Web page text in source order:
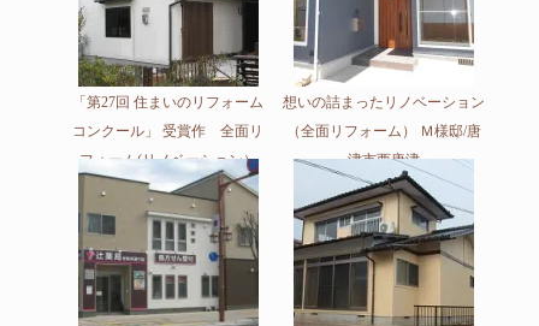
「第27回 住まいのリフォーム
コンクール」 受賞作 全面リ
フォーム(リノベーション）
想いの詰まったリノベーション
（全面リフォーム） Ｍ様邸/唐
津市西唐津